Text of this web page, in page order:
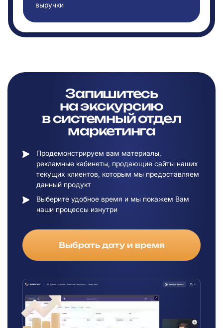
выручки
Запишитесь
наэкскурсию
всистемный отдел
маркетинга
Продемонстрируем вам материалы,
рекламные кабинеты, продающие сайты наших
текущих клиентов, которым мы предоставляем
данный продукт
Выберите удобное время и мы покажем Вам
наши процессы изнутри
Выбрать дату и время